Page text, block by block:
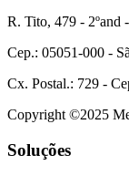
R. Tito, 479 - 2ºand
Cep.: 05051-000 -
Cx. Postal.: 729 -
Copyright ©2025
Soluções